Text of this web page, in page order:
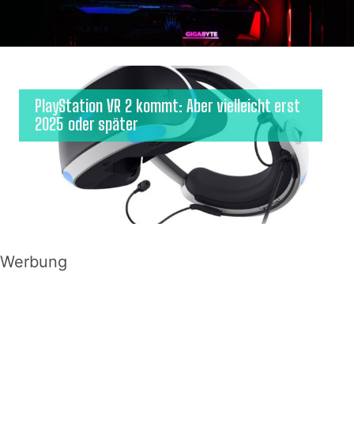
PlayStation VR 2 kommt: Aber vielleicht erst
2025 oder später
Werbung